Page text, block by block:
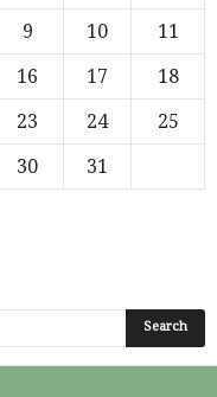
9 10
11
16 17
18
23 24
25
30
31